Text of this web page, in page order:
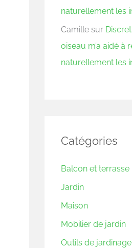
naturellement les
Camille sur
oiseau m’a aidé à
naturellement les
Catégories
Balcon et terrasse
Jardin
Maison
Mobilier de jardin
Outils de jardinage